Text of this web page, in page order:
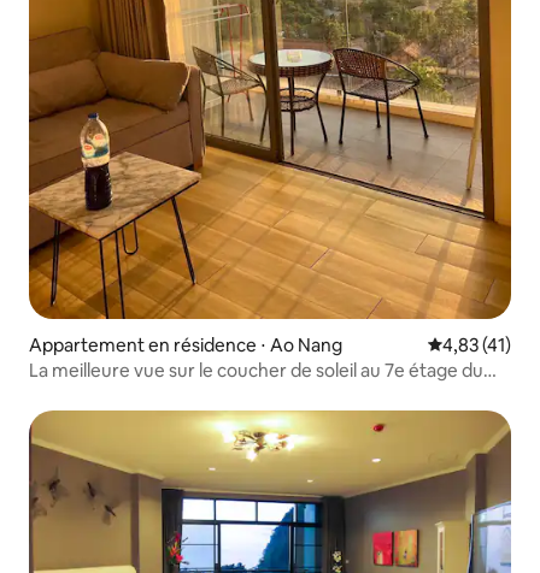
Appartement en résidence ⋅ Ao Nang Évaluation
4,83 (41)
La meilleure vue sur le coucher de soleil au 7e étage du